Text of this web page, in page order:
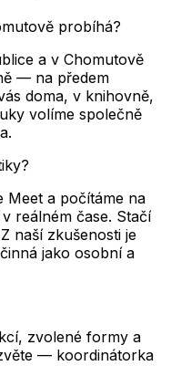
probíhá?
a v Chomutově
— na předem
doma, v knihovně,
volíme společně
Meet a počítáme na
reálném čase. Stačí
naší zkušenosti je
jako osobní a
zvolené formy a
— koordinátorka